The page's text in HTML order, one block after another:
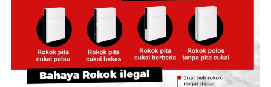
kebutuhan masing-masing daerah, yaitu Integrasi
Nomor Induk Bidang (NIB) dan Nomor Objek Pajak
(NOP); Integrasi Layanan Pertanahan dengan Mal
Pelayanan Publik; Percepatan Pendaftaran Tanah;
Percepatan Rencana Detail Tata Ruang (RDTR)
Terintegrasi dalam Online Single Submission (OSS);